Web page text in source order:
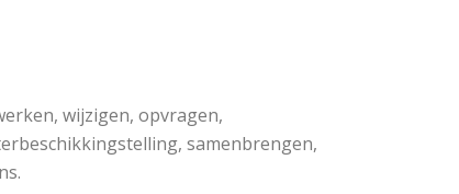
wijzigen, opvragen,
samenbrengen,